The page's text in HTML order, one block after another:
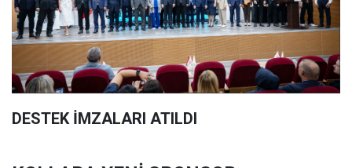
DESTEK İMZALARI ATILDI